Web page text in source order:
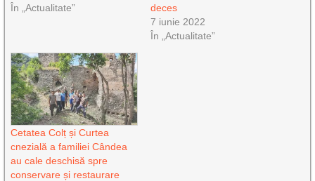
În „Actualitate”
deces
7 iunie 2022
În „Actualitate”
Cetatea Colț și Curtea
cnezială a familiei Cândea
au cale deschisă spre
conservare și restaurare